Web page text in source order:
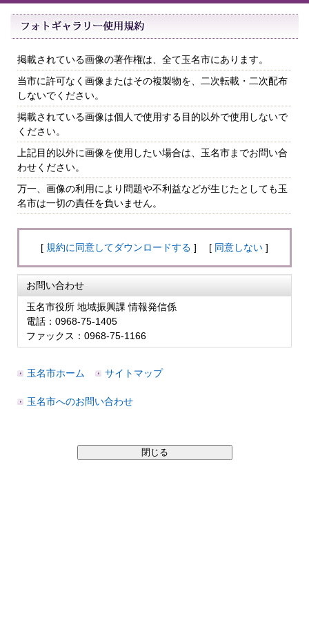
掲載されている画像の著作権は、全て玉名市にあります。
当市に許可なく画像またはその複製物を、二次転載・二次配布
しないでください。
掲載されている画像は個人で使用する目的以外で使用しないで
ください。
上記目的以外に画像を使用したい場合は、玉名市までお問い合
わせください。
万一、画像の利用により問題や不利益などが生じたとしても玉
名市は一切の責任を負いません。
[ 規約に同意してダウンロードする ] [ 同意しない ]
お問い合わせ
玉名市役所 地域振興課 情報発信係
電話：0968-75-1405
ファックス：0968-75-1166
玉名市ホーム サイトマップ
玉名市へのお問い合わせ